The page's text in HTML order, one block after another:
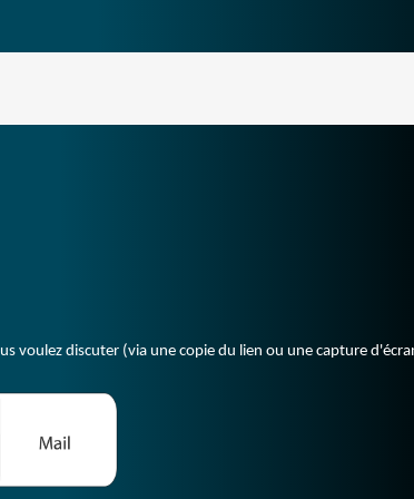
voulez discuter (via une copie du lien ou une capture